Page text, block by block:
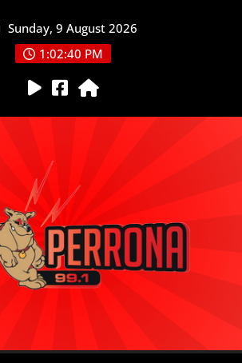
Sunday, 9 August 2026
1:02:41 PM